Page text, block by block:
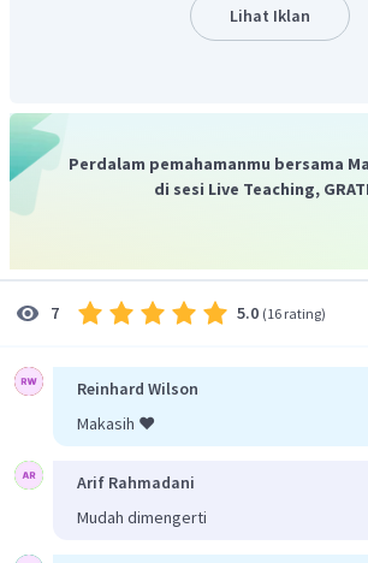
Lihat Iklan
Perdalam pemahamanmu bersama
di sesi Live Teaching,
7 5.0 (16 rating)
Reinhard Wilson
Makasih ❤️
Arif Rahmadani
Mudah dimengerti